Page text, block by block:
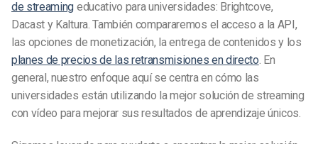
de streaming educativo para universidades: Brightcove,
Dacast y Kaltura. También compararemos el acceso a la API,
las opciones de monetización, la entrega de contenidos y los
planes de precios de las retransmisiones en directo. En
general, nuestro enfoque aquí se centra en cómo las
universidades están utilizando la mejor solución de streaming
con vídeo para mejorar sus resultados de aprendizaje únicos.